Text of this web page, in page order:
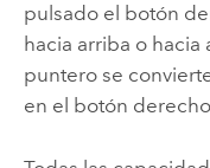
pulsado el botón
hacia arriba o hacia
puntero se
en el botón